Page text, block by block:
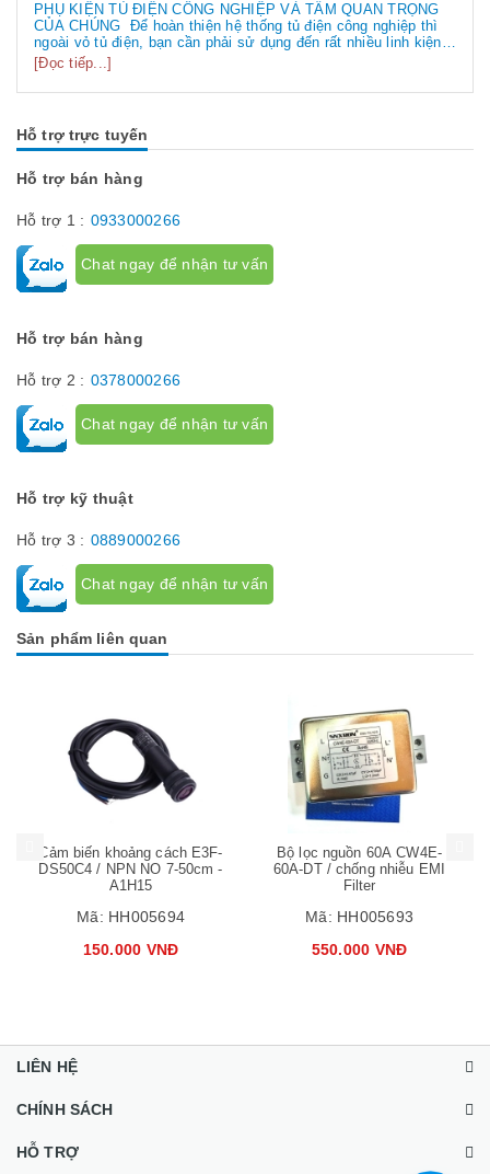
PHỤ KIỆN TỦ ĐIỆN CÔNG NGHIỆP VÀ TẦM QUAN TRỌNG
CỦA CHÚNG Để hoàn thiện hệ thống tủ điện công nghiệp thì
ngoài vỏ tủ điện, bạn cần phải sử dụng đến rất nhiều linh kiện
tủ điện công nghiệp khác nhau. Vậy các loại phụ kiện tủ điện
công nghiệp bao gồm những gì? Chúng có tác dụng như thế
nào hãy...
[Đọc tiếp...]
Hỗ trợ trực tuyến
Hỗ trợ bán hàng
Hỗ trợ 1 : 0933000266
Chat ngay để nhận tư vấn
Hỗ trợ bán hàng
Hỗ trợ 2 : 0378000266
Chat ngay để nhận tư vấn
Hỗ trợ kỹ thuật
Hỗ trợ 3 : 0889000266
Chat ngay để nhận tư vấn
Sản phẩm liên quan
Cảm biến khoảng cách E3F-
DS50C4 / NPN NO 7-50cm -
A1H15
Mã: HH005694
150.000 VNĐ
Bộ lọc nguồn 60A CW4E-
60A-DT / chống nhiễu EMI
Filter
Mã: HH005693
550.000 VNĐ
Mua hàng
LIÊN HỆ
CHÍNH SÁCH
HỖ TRỢ